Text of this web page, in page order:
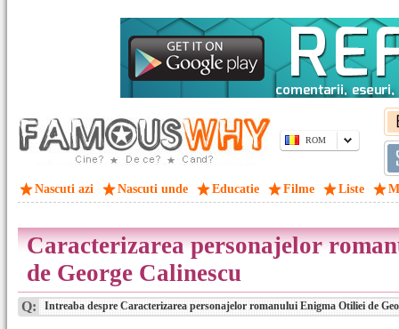
ROM
Nascuti azi Nascuti unde Educatie Filme Liste
Caracterizarea personajelor
de George Calinescu
Q: Intreaba despre Caracterizarea personajelor romanului Enigma Otiliei de